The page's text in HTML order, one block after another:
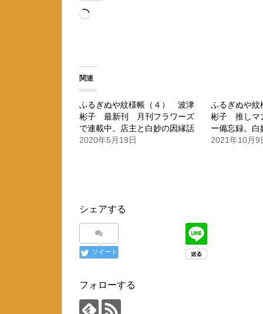
読
み
中…
関連
ふるぎぬや紋様帳（４） 波津
彬子 最新刊 月刊フラワーズ
で連載中。店主と白妙の因縁話
2020年5月19日
ふるぎぬや
彬子 推しマ
ー備忘録。白
2021年10月9
シェアする
ツイート
フォローする